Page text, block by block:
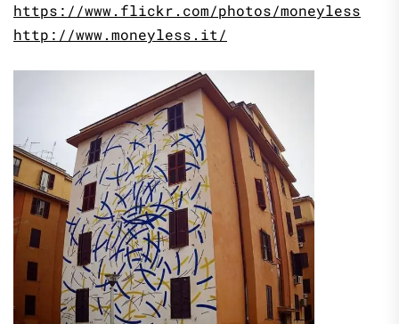
https://www.flickr.com/photos/moneyless
http://www.moneyless.it/